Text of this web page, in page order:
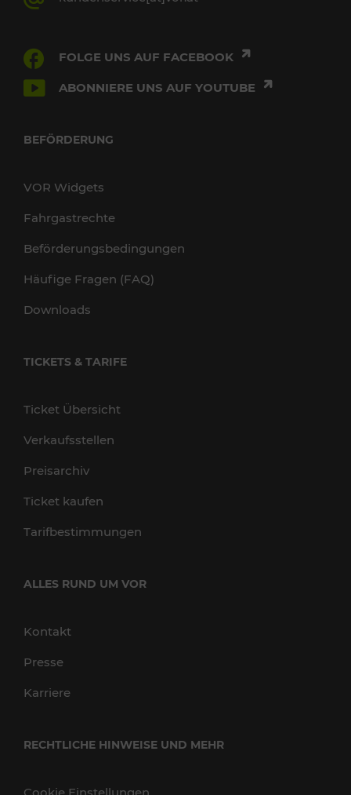
FOLGE UNS AUF FACEBOOK
ABONNIERE UNS AUF YOUTUBE
BEFÖRDERUNG
VOR Widgets
Fahrgastrechte
Beförderungsbedingungen
Häufige Fragen (FAQ)
Downloads
TICKETS & TARIFE
Ticket Übersicht
Verkaufsstellen
Preisarchiv
Ticket kaufen
Tarifbestimmungen
ALLES RUND UM VOR
Kontakt
Presse
Karriere
RECHTLICHE HINWEISE UND MEHR